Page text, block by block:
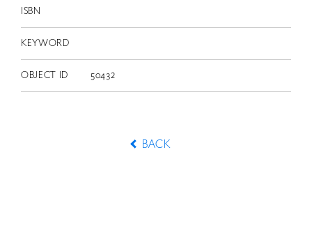
ISBN
KEYWORD
OBJECT ID 50432
BACK